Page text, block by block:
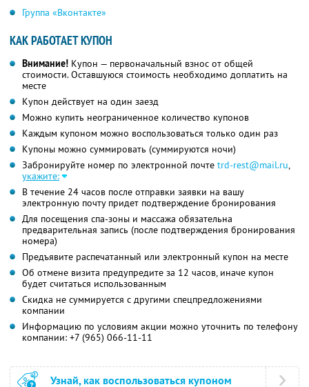
Группа «Вконтакте»
КАК РАБОТАЕТ КУПОН
Внимание! Купон — первоначальный взнос от общей
стоимости. Оставшуюся стоимость необходимо доплатить на
месте
Купон действует на один заезд
Можно купить неограниченное количество купонов
Каждым купоном можно воспользоваться только один раз
Купоны можно суммировать (суммируются ночи)
Забронируйте номер по электронной почте trd-rest@mail.ru,
укажите:
В течение 24 часов после отправки заявки на вашу
электронную почту придет подтверждение бронирования
Для посещения спа-зоны и массажа обязательна
предварительная запись (после подтверждения бронирования
номера)
Предъявите распечатанный или электронный купон на месте
Об отмене визита предупредите за 12 часов, иначе купон
будет считаться использованным
Скидка не суммируется с другими спецпредложениями
компании
Информацию по условиям акции можно уточнить по телефону
компании: +7 (965) 066-11-11
Узнай, как воспользоваться купоном